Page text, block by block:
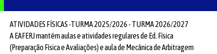
ATIVIDADES FÍSICAS -TURMA 2025/2026 - TURMA 2026/2027
A EAFERJ mantém aulas e atividades regulares de Ed. Física
(Preparação Física e Avaliações) e aula de Mecânica de Arbitragem